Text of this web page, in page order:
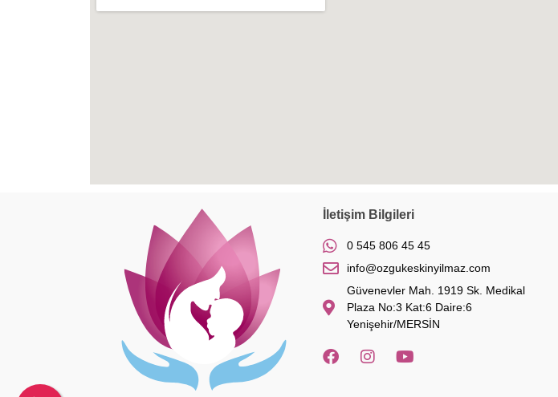
İletişim Bilgileri
0 545 806 45 45
info@ozgukeskinyilmaz.com
Güvenevler Mah. 1919 Sk. Medikal
Plaza No:3 Kat:6 Daire:6
Yenişehir/MERSİN